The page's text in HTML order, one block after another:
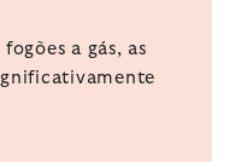
a gás, as